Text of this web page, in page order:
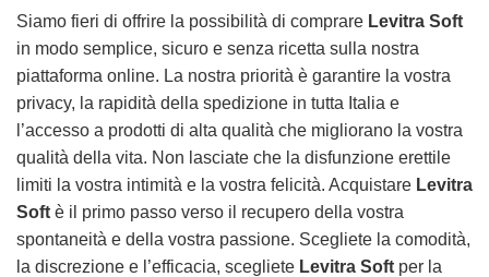
Siamo fieri di offrire la possibilità di comprare Levitra Soft
in modo semplice, sicuro e senza ricetta sulla nostra
piattaforma online. La nostra priorità è garantire la vostra
privacy, la rapidità della spedizione in tutta Italia e
l’accesso a prodotti di alta qualità che migliorano la vostra
qualità della vita. Non lasciate che la disfunzione erettile
limiti la vostra intimità e la vostra felicità. Acquistare Levitra
Soft è il primo passo verso il recupero della vostra
spontaneità e della vostra passione. Scegliete la comodità,
la discrezione e l’efficacia, scegliete Levitra Soft per la